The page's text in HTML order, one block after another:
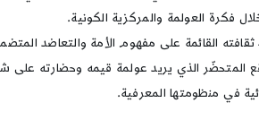
فكرة العولمة والمركزية الكونية.
القائمة على مفهوم الأمة والتعاضد
المتحضّر الذي يريد عولمة قيمه وحضارته
في منظومتها المعرفية.